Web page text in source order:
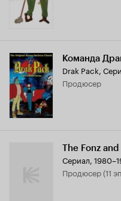
Команда
Drak Pack,
продюсер
The Fonz
Сериал,
продюсер (11